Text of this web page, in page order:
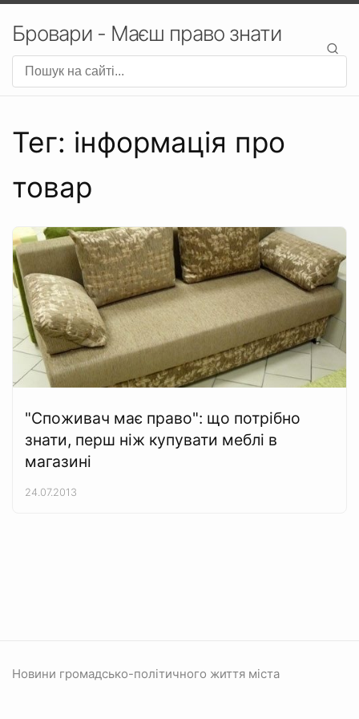
Бровари - Маєш право знати
Тег: інформація про
товар
"Споживач має право": що потрібно
знати, перш ніж купувати меблі в
магазині
24.07.2013
Новини громадсько-політичного життя міста